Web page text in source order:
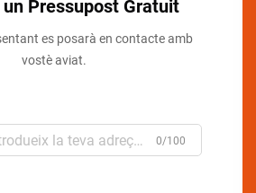
un Pressupost Gratuit
es posarà en contacte amb
vostè aviat.
0/100